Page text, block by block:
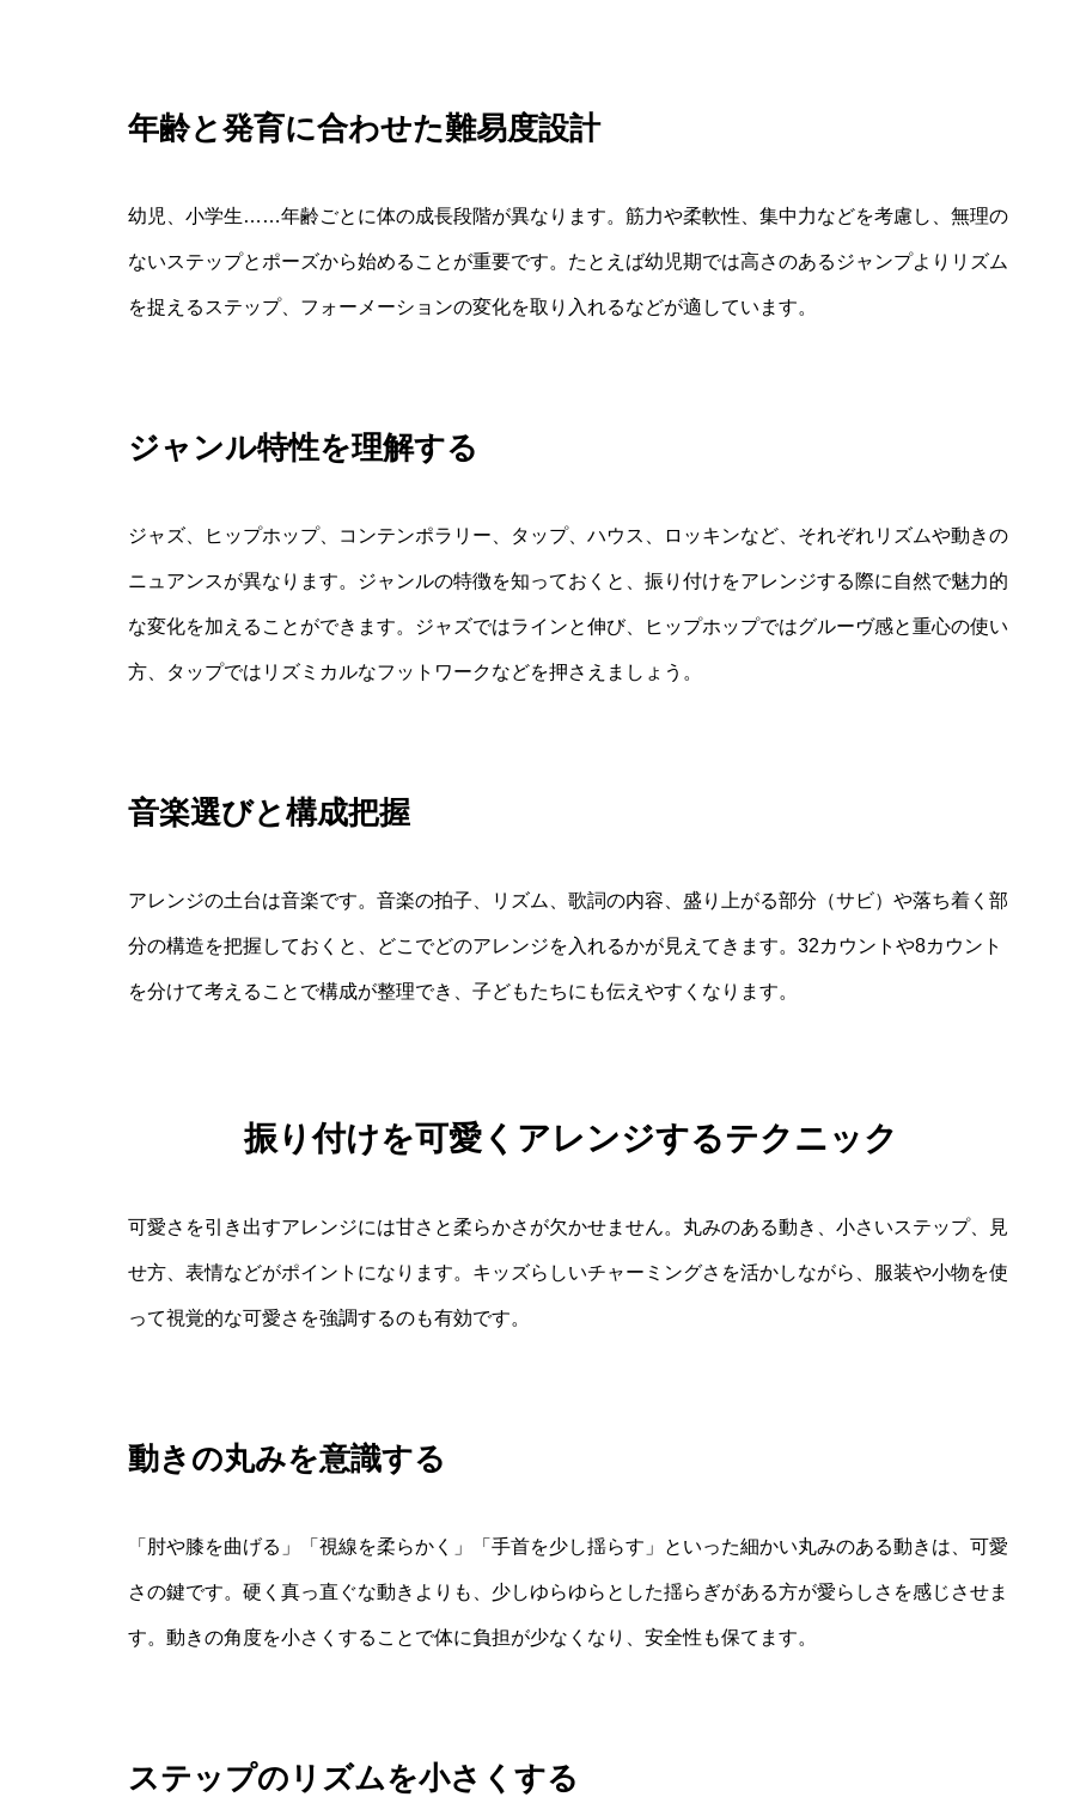
年齢と発育に合わせた難易度設計
幼児、小学生……年齢ごとに体の成長段階が異なります。筋力や柔軟性、集中力などを考慮し、無理の
ないステップとポーズから始めることが重要です。たとえば幼児期では高さのあるジャンプよりリズム
を捉えるステップ、フォーメーションの変化を取り入れるなどが適しています。
ジャンル特性を理解する
ジャズ、ヒップホップ、コンテンポラリー、タップ、ハウス、ロッキンなど、それぞれリズムや動きの
ニュアンスが異なります。ジャンルの特徴を知っておくと、振り付けをアレンジする際に自然で魅力的
な変化を加えることができます。ジャズではラインと伸び、ヒップホップではグルーヴ感と重心の使い
方、タップではリズミカルなフットワークなどを押さえましょう。
音楽選びと構成把握
アレンジの土台は音楽です。音楽の拍子、リズム、歌詞の内容、盛り上がる部分（サビ）や落ち着く部
分の構造を把握しておくと、どこでどのアレンジを入れるかが見えてきます。32カウントや8カウント
を分けて考えることで構成が整理でき、子どもたちにも伝えやすくなります。
振り付けを可愛くアレンジするテクニック
可愛さを引き出すアレンジには甘さと柔らかさが欠かせません。丸みのある動き、小さいステップ、見
せ方、表情などがポイントになります。キッズらしいチャーミングさを活かしながら、服装や小物を使
って視覚的な可愛さを強調するのも有効です。
動きの丸みを意識する
「肘や膝を曲げる」「視線を柔らかく」「手首を少し揺らす」といった細かい丸みのある動きは、可愛
さの鍵です。硬く真っ直ぐな動きよりも、少しゆらゆらとした揺らぎがある方が愛らしさを感じさせま
す。動きの角度を小さくすることで体に負担が少なくなり、安全性も保てます。
ステップのリズムを小さくする